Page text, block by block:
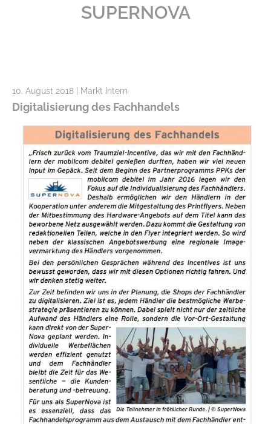
SUPERNOVA
10. August 2018 | Markt Intern
Digitalisierung des Fachhandels